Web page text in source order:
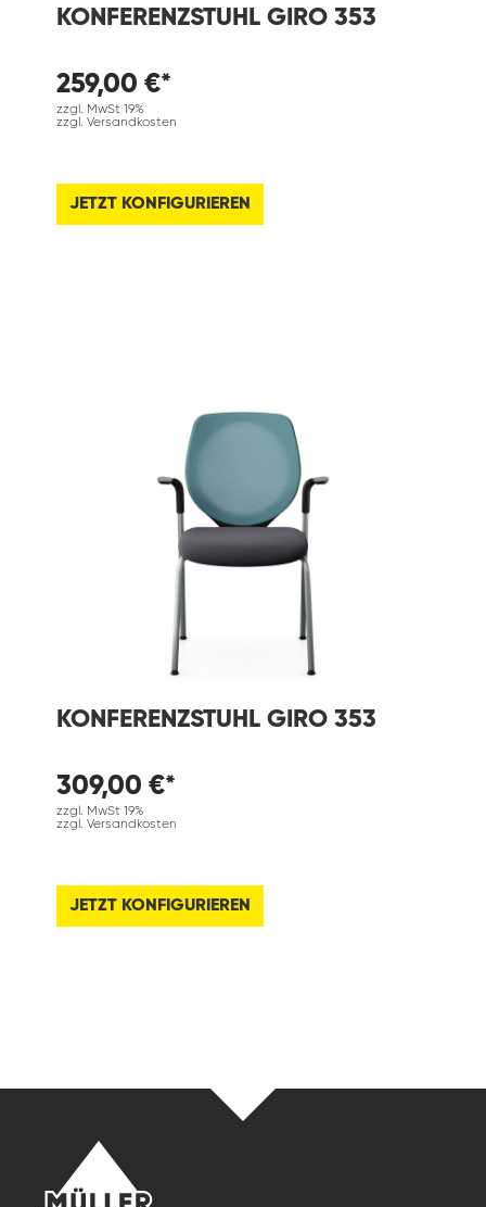
KONFERENZSTUHL GIRO 353
259,00 €*
zzgl. MwSt 19%
zzgl. Versandkosten
JETZT KONFIGURIEREN
KONFERENZSTUHL GIRO 353
309,00 €*
zzgl. MwSt 19%
zzgl. Versandkosten
JETZT KONFIGURIEREN